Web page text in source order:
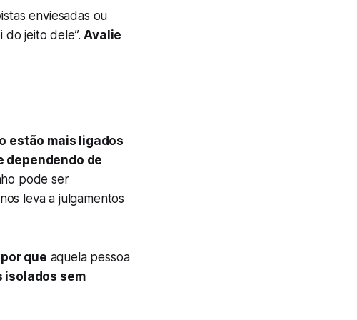
enviesadas ou
do jeito dele”.Avalie
estão mais ligados
dependendo de
pode ser
leva a julgamentos
por que aquela pessoa
isolados sem